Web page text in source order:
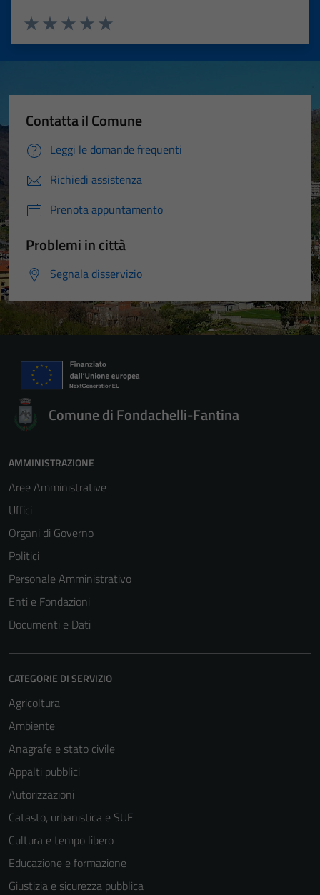
Valuta 5 stelle su 5
Valuta 4 stelle su 5
Valuta 3 stelle su 5
Valuta 2 stelle su 5
Valuta 1 stelle su 5
Contatta il Comune
Leggi le domande frequenti
Richiedi assistenza
Prenota appuntamento
Problemi in città
Segnala disservizio
Comune di Fondachelli-Fantina
AMMINISTRAZIONE
Aree Amministrative
Uffici
Organi di Governo
Politici
Personale Amministrativo
Enti e Fondazioni
Documenti e Dati
CATEGORIE DI SERVIZIO
Agricoltura
Ambiente
Anagrafe e stato civile
Appalti pubblici
Autorizzazioni
Catasto, urbanistica e SUE
Cultura e tempo libero
Educazione e formazione
Giustizia e sicurezza pubblica